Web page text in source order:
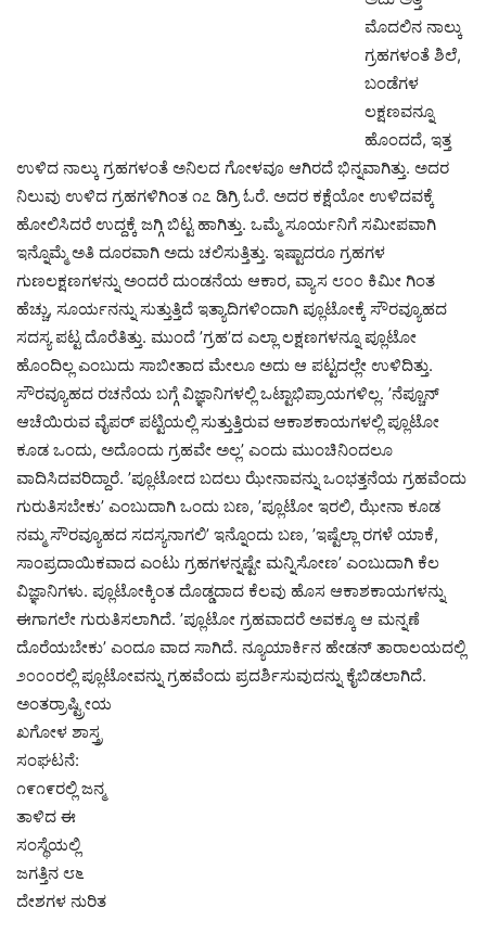
ಮೊದಲಿನ ನಾಲ್ಕು
ಗ್ರಹಗಳಂತೆ ಶಿಲೆ,
ಬಂಡೆಗಳ
ಲಕ್ಷಣವನ್ನೂ
ಹೊಂದದೆ, ಇತ್ತ
ಉಳಿದ ನಾಲ್ಕು ಗ್ರಹಗಳಂತೆ ಅನಿಲದ ಗೋಳವೂ ಆಗಿರದೆ ಭಿನ್ನವಾಗಿತ್ತು. ಅದರ
ನಿಲುವು ಉಳಿದ ಗ್ರಹಗಳಿಗಿಂತ ೧೭ ಡಿಗ್ರಿ ಓರೆ. ಅದರ ಕಕ್ಷೆಯೋ ಉಳಿದವಕ್ಕೆ
ಹೋಲಿಸಿದರೆ ಉದ್ದಕ್ಕೆ ಜಗ್ಗಿ ಬಿಟ್ಟ ಹಾಗಿತ್ತು. ಒಮ್ಮೆ ಸೂರ್ಯನಿಗೆ ಸಮೀಪವಾಗಿ
ಇನ್ನೊಮ್ಮೆ ಅತಿ ದೂರವಾಗಿ ಅದು ಚಲಿಸುತ್ತಿತ್ತು. ಇಷ್ಟಾದರೂ ಗ್ರಹಗಳ
ಗುಣಲಕ್ಷಣಗಳನ್ನು ಅಂದರೆ ದುಂಡನೆಯ ಆಕಾರ, ವ್ಯಾಸ ೮೦೦ ಕಿಮೀ ಗಿಂತ
ಹೆಚ್ಚು, ಸೂರ್ಯನನ್ನು ಸುತ್ತುತ್ತಿದೆ ಇತ್ಯಾದಿಗಳಿಂದಾಗಿ ಪ್ಲೂಟೋಕ್ಕೆ ಸೌರವ್ಯೂಹದ
ಸದಸ್ಯ ಪಟ್ಟ ದೊರೆತಿತ್ತು. ಮುಂದೆ ’ಗ್ರಹ’ದ ಎಲ್ಲಾ ಲಕ್ಷಣಗಳನ್ನೂ ಪ್ಲೂಟೋ
ಹೊಂದಿಲ್ಲ ಎಂಬುದು ಸಾಬೀತಾದ ಮೇಲೂ ಅದು ಆ ಪಟ್ಟದಲ್ಲೇ ಉಳಿದಿತ್ತು.
ಸೌರವ್ಯೂಹದ ರಚನೆಯ ಬಗ್ಗೆ ವಿಜ್ಞಾನಿಗಳಲ್ಲಿ ಒಟ್ಟಾಭಿಪ್ರಾಯಗಳಿಲ್ಲ. ’ನೆಪ್ಚೂನ್
ಆಚೆಯಿರುವ ವೈಪರ್ ಪಟ್ಟಿಯಲ್ಲಿ ಸುತ್ತುತ್ತಿರುವ ಆಕಾಶಕಾಯಗಳಲ್ಲಿ ಪ್ಲೂಟೋ
ಕೂಡ ಒಂದು, ಅದೊಂದು ಗ್ರಹವೇ ಅಲ್ಲ’ ಎಂದು ಮುಂಚಿನಿಂದಲೂ
ವಾದಿಸಿದವರಿದ್ದಾರೆ. ’ಪ್ಲೂಟೋದ ಬದಲು ಝೇನಾವನ್ನು ಒಂಭತ್ತನೆಯ ಗ್ರಹವೆಂದು
ಗುರುತಿಸಬೇಕು’ ಎಂಬುದಾಗಿ ಒಂದು ಬಣ, ’ಪ್ಲೂಟೋ ಇರಲಿ, ಝೇನಾ ಕೂಡ
ನಮ್ಮ ಸೌರವ್ಯೂಹದ ಸದಸ್ಯನಾಗಲಿ’ ಇನ್ನೊಂದು ಬಣ, ’ಇಷ್ಟೆಲ್ಲಾ ರಗಳೆ ಯಾಕೆ,
ಸಾಂಪ್ರದಾಯಿಕವಾದ ಎಂಟು ಗ್ರಹಗಳನ್ನಷ್ಟೇ ಮನ್ನಿಸೋಣ’ ಎಂಬುದಾಗಿ ಕೆಲ
ವಿಜ್ಞಾನಿಗಳು. ಪ್ಲೂಟೋಕ್ಕಿಂತ ದೊಡ್ಡದಾದ ಕೆಲವು ಹೊಸ ಆಕಾಶಕಾಯಗಳನ್ನು
ಈಗಾಗಲೇ ಗುರುತಿಸಲಾಗಿದೆ. ’ಪ್ಲೂಟೋ ಗ್ರಹವಾದರೆ ಅವಕ್ಕೂ ಆ ಮನ್ನಣೆ
ದೊರೆಯಬೇಕು’ ಎಂದೂ ವಾದ ಸಾಗಿದೆ. ನ್ಯೂಯಾರ್ಕಿನ ಹೇಡನ್ ತಾರಾಲಯದಲ್ಲಿ
೨೦೦೦ರಲ್ಲಿ ಪ್ಲೂಟೋವನ್ನು ಗ್ರಹವೆಂದು ಪ್ರದರ್ಶಿಸುವುದನ್ನು ಕೈಬಿಡಲಾಗಿದೆ.
ಅಂತರ್ರಾಷ್ಟ್ರೀಯ
ಖಗೋಳ ಶಾಸ್ತ್ರ
ಸಂಘಟನೆ:
೧೯೧೯ರಲ್ಲಿ ಜನ್ಮ
ತಾಳಿದ ಈ
ಸಂಸ್ಥೆಯಲ್ಲಿ
ಜಗತ್ತಿನ ೮೬
ದೇಶಗಳ ನುರಿತ